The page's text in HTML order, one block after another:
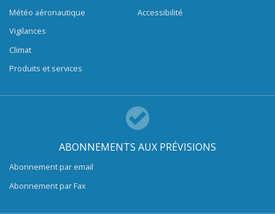
Météo aéronautique
Vigilances
Climat
Produits et services
Accessibilité
ABONNEMENTS AUX PRÉVISIONS
Abonnement par email
Abonnement par Fax